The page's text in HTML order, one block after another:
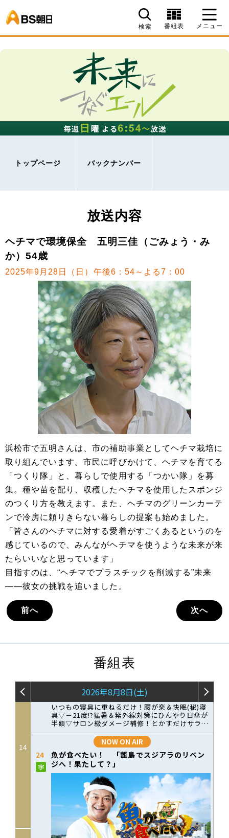
検索 番組表 メニュー
トップページ バックナンバー
放送内容
ヘチマで環境保全 五明三佳（ごみょう・み
か）54歳
2025年9月28日（日）午後6：54～よる7：00
浜松市で五明さんは、市の補助事業としてヘチマ栽培に
取り組んでいます。市民に呼びかけて、ヘチマを育てる
「つくり隊」と、暮らしで使用する「つかい隊」を募
集。種や苗を配り、収穫したヘチマを使用したスポンジ
のつくり方を教えます。また、ヘチマのグリーンカーテ
ンで冷房に頼りきらない暮らしの提案も始めました。
「皆さんのヘチマに対する愛着がすごくあるというのを
感じているので、みんながヘチマを使うような未来が来
たらいいなと思っています」
目指すのは、“ヘチマでプラスチックを削減する”未来
――彼女の挑戦を追いました。
前へ 次へ
番組表